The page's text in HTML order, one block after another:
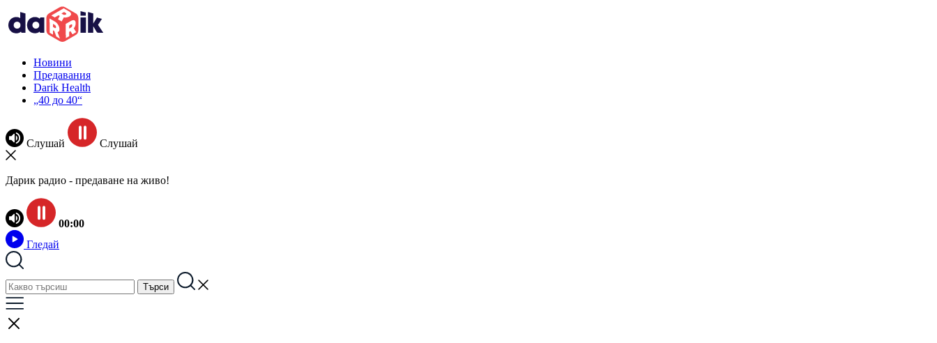
Новини
Предавания
Darik Health
„40 до 40“
Слушай Слушай
Дарик радио - предаване на живо!
00:00
Гледай